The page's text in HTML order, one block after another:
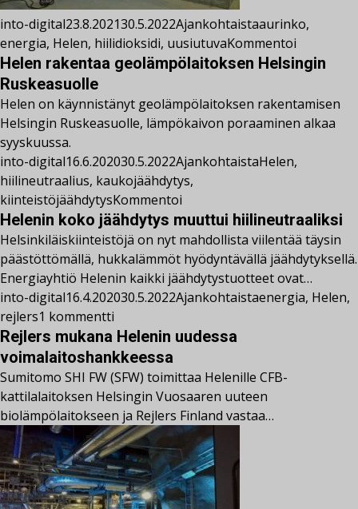
into-digital23.8.202130.5.2022Ajankohtaistaaurinko,
energia, Helen, hiilidioksidi, uusiutuvaKommentoi
Helen rakentaa geolämpölaitoksen Helsingin
Ruskeasuolle
Helen on käynnistänyt geolämpölaitoksen rakentamisen
Helsingin Ruskeasuolle, lämpökaivon poraaminen alkaa
syyskuussa.
into-digital16.6.202030.5.2022AjankohtaistaHelen,
hiilineutraalius, kaukojäähdytys,
kiinteistöjäähdytysKommentoi
Helenin koko jäähdytys muuttui hiilineutraaliksi
Helsinkiläiskiinteistöjä on nyt mahdollista viilentää täysin
päästöttömällä, hukkalämmöt hyödyntävällä jäähdytyksellä.
Energiayhtiö Helenin kaikki jäähdytystuotteet ovat…
into-digital16.4.202030.5.2022Ajankohtaistaenergia, Helen,
rejlers1 kommentti
Rejlers mukana Helenin uudessa
voimalaitoshankkeessa
Sumitomo SHI FW (SFW) toimittaa Helenille CFB-
kattilalaitoksen Helsingin Vuosaaren uuteen
biolämpölaitokseen ja Rejlers Finland vastaa…